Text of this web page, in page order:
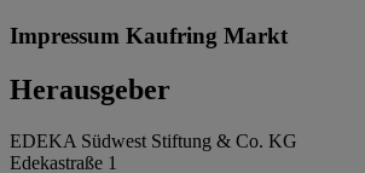
Impressum Kaufring Markt
Herausgeber
EDEKA Südwest Stiftung & Co. KG
Edekastraße 1